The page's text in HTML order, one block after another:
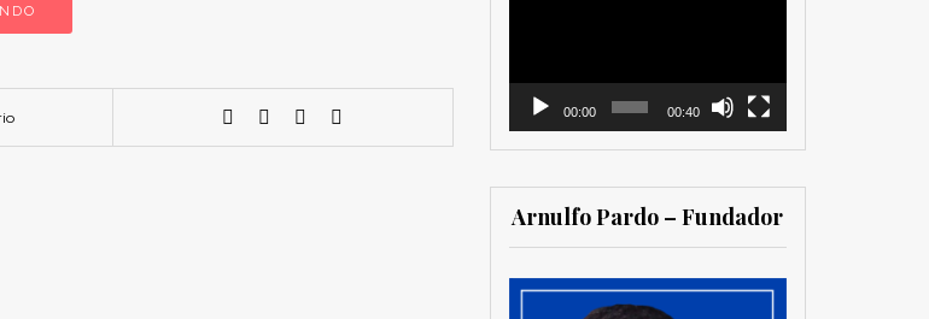
00:00 00:40
Arnulfo Pardo – Fundador